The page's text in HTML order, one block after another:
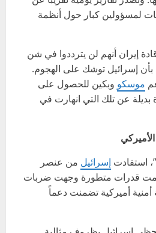
لمسؤولين كبار حول أنظمة
إيران أنهم لن يترددوا في شن
بأن إسرائيل توشك على الهجوم.
موسكو وبكين للحصول على
عن تلك التي انهارت في
الأميركي
استفادت إسرائيل من عنصر
قدرات متطورة وجهت ضربات
أميركية تضمنت دعماً